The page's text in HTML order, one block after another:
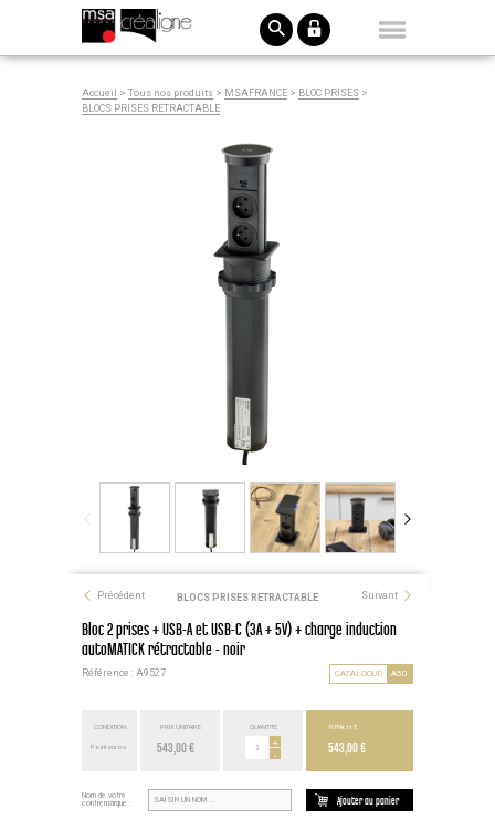
Accueil > Tous nos produits > MSAFRANCE > BLOC PRISES >
BLOCS PRISES RETRACTABLE
Précédent BLOCS PRISES RETRACTABLE Suivant
Bloc 2 prises + USB-A et USB-C (3A + 5V) + charge induction
autoMATICK rétractable - noir
Référence : A9527 CATALOGUE A50
CONDITION
Point euros
PRIX UNITAIRE
543,00 €
QUANTITÉ
+
-
TOTAL H.T.
543,00 €
Nom de votre
contremarque :
Ajouter au panier